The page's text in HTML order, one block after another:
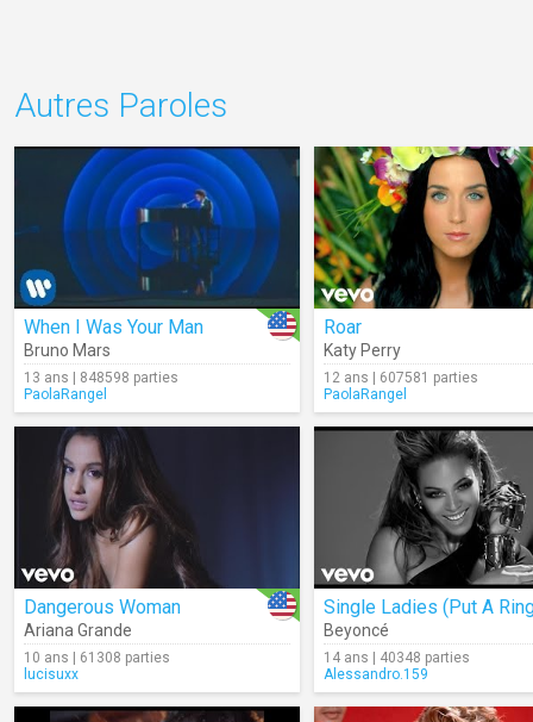
Autres Paroles
When I Was Your Man
Bruno Mars
13 ans | 848598 parties
PaolaRangel
Roar
Katy Perry
12 ans | 607581 parties
PaolaRangel
Dangerous Woman
Ariana Grande
10 ans | 61308 parties
lucisuxx
Beyoncé
14 ans | 40348 parties
Alessandro.159